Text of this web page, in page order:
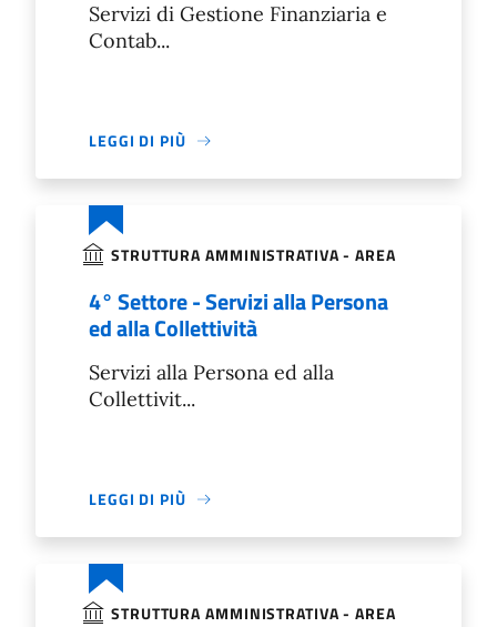
Servizi di Gestione Finanziaria e
Contab...
LEGGI DI PIÙ
STRUTTURA AMMINISTRATIVA - AREA
4° Settore - Servizi alla Persona
ed alla Collettività
Servizi alla Persona ed alla
Collettivit...
LEGGI DI PIÙ
STRUTTURA AMMINISTRATIVA - AREA